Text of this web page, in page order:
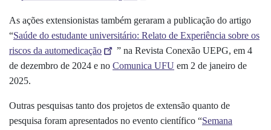
As ações extensionistas também geraram a publicação do artigo
“Saúde do estudante universitário: Relato de Experiência sobre os
riscos da automedicação
” na Revista Conexão UEPG, em 4
de dezembro de 2024 e no Comunica UFU em 2 de janeiro de
2025.
Outras pesquisas tanto dos projetos de extensão quanto de
pesquisa foram apresentados no evento científico “Semana